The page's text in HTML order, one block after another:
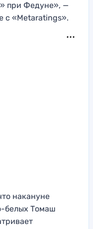
при Федуне», —
с «Metaratings».
накануне
белых Томаш